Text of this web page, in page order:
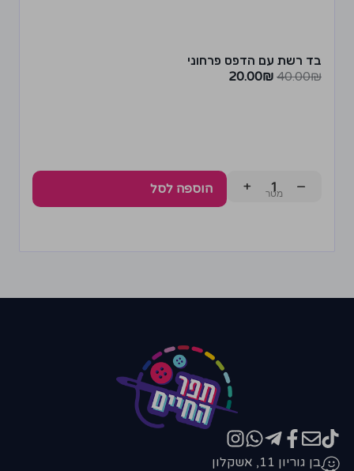
בד רשת עם הדפס פרחוני
40.00₪
20.00₪
−
+ הוספה לסל
בן גוריון 11, אשקלון